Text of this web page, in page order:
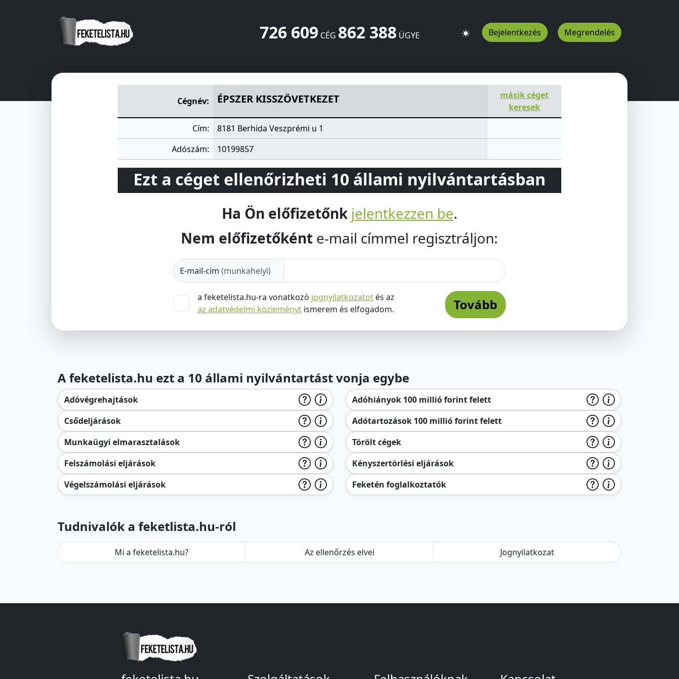
726 609CÉG 862 388ÜGYE Bejelentkezés Megrendelés
Cégnév:
ÉPSZER KISSZÖVETKEZET
másik céget
keresek
Cím:
8181 Berhida Veszprémi u 1
Adószám:
10199857
Ezt a céget ellenőrizheti 10 állami nyilvántartásban
Ha Ön előfizetőnk jelentkezzen be.
Nem előfizetőként e-mail címmel regisztráljon:
E-mail-cím (munkahelyi)
a feketelista.hu-ra vonatkozó jognyilatkozatotés az
az adatvédelmi közleménytismerem és elfogadom. Tovább
A feketelista.hu ezt a 10 állami nyilvántartást vonja egybe
Adóvégrehajtások
Csődeljárások
Munkaügyi elmarasztalások
Felszámolási eljárások
Végelszámolási eljárások
Adóhiányok 100 millió forint felett
Adótartozások 100 millió forint felett
Törölt cégek
Kényszertörlési eljárások
Feketén foglalkoztatók
Tudnivalók a feketlista.hu-ról
Mi a feketelista.hu? Az ellenőrzés elvei Jognyilatkozat